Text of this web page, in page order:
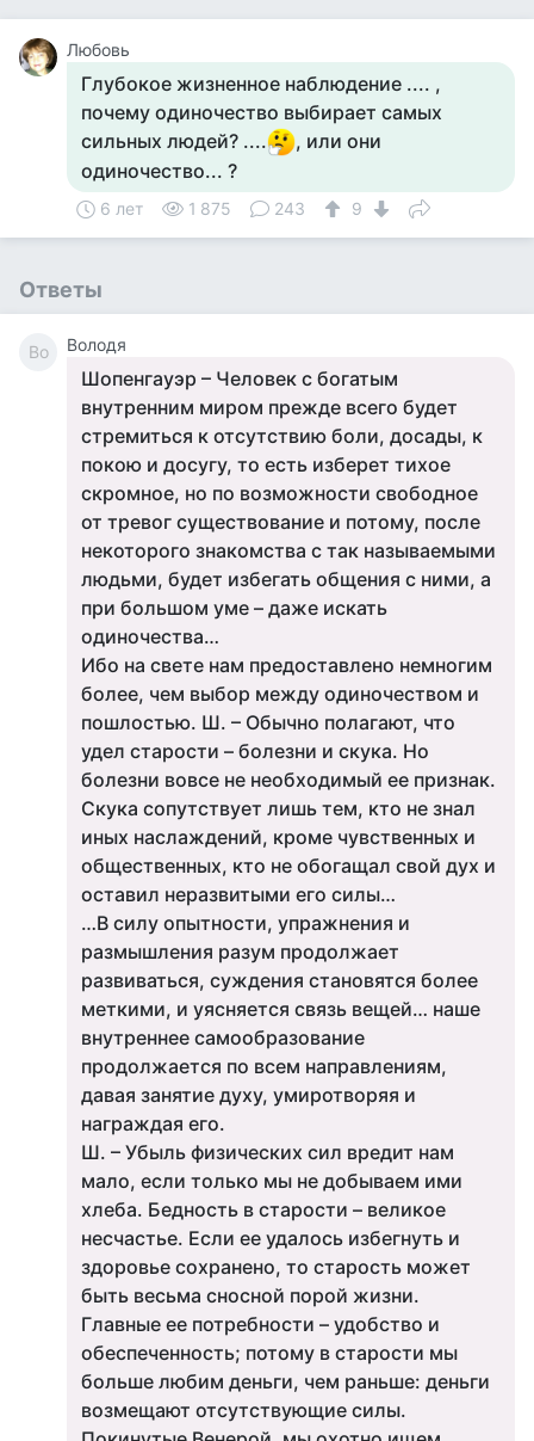
Любовь
Глубокое жизненное наблюдение .... ,
почему одиночество выбирает самых
сильных людей? ....
, или они
одиночество... ?
6 лет 1 875 243 9
Ответы
Во Володя
Шопенгауэр – Человек с богатым
внутренним миром прежде всего будет
стремиться к отсутствию боли, досады, к
покою и досугу, то есть изберет тихое
скромное, но по возможности свободное
от тревог существование и потому, после
некоторого знакомства с так называемыми
людьми, будет избегать общения с ними, а
при большом уме – даже искать
одиночества…
Ибо на свете нам предоставлено немногим
более, чем выбор между одиночеством и
пошлостью. Ш. – Обычно полагают, что
удел старости – болезни и скука. Но
болезни вовсе не необходимый ее признак.
Скука сопутствует лишь тем, кто не знал
иных наслаждений, кроме чувственных и
общественных, кто не обогащал свой дух и
оставил неразвитыми его силы…
…В силу опытности, упражнения и
размышления разум продолжает
развиваться, суждения становятся более
меткими, и уясняется связь вещей… наше
внутреннее самообразование
продолжается по всем направлениям,
давая занятие духу, умиротворяя и
награждая его.
Ш. – Убыль физических сил вредит нам
мало, если только мы не добываем ими
хлеба. Бедность в старости – великое
несчастье. Если ее удалось избегнуть и
здоровье сохранено, то старость может
быть весьма сносной порой жизни.
Главные ее потребности – удобство и
обеспеченность; потому в старости мы
больше любим деньги, чем раньше: деньги
возмещают отсутствующие силы.